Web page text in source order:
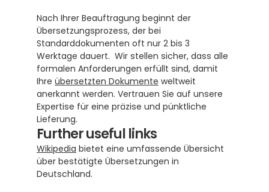
Nach Ihrer Beauftragung beginnt der
Übersetzungsprozess, der bei
Standarddokumenten oft nur 2 bis 3
Werktage dauert.  Wir stellen sicher, dass alle
formalen Anforderungen erfüllt sind, damit
Ihre übersetzten Dokumente weltweit
anerkannt werden. Vertrauen Sie auf unsere
Expertise für eine präzise und pünktliche
Lieferung.
Further useful links
Wikipedia bietet eine umfassende Übersicht
über bestätigte Übersetzungen in
Deutschland.